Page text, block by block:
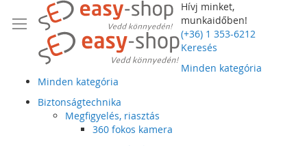
Hívj minket,
munkaidőben!
(+36) 1 353-6212
Keresés
Minden kategória
Minden kategória
Biztonságtechnika
Megfigyelés, riasztás
360 fokos kamera